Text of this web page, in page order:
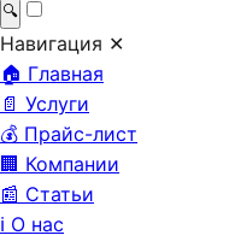
🔍
Навигация ✕
🏠 Главная
📄 Услуги
💰 Прайс-лист
🏢 Компании
📰 Статьи
ℹ️ О нас